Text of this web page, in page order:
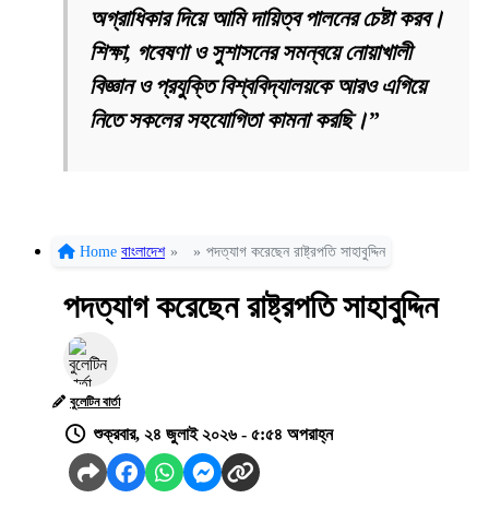
অগ্রাধিকার দিয়ে আমি দায়িত্ব পালনের চেষ্টা করব।
শিক্ষা, গবেষণা ও সুশাসনের সমন্বয়ে নোয়াখালী
বিজ্ঞান ও প্রযুক্তি বিশ্ববিদ্যালয়কে আরও এগিয়ে
নিতে সকলের সহযোগিতা কামনা করছি।”
Home বাংলাদেশ » » পদত্যাগ করেছেন রাষ্ট্রপতি সাহাবুদ্দিন
পদত্যাগ করেছেন রাষ্ট্রপতি সাহাবুদ্দিন
বুলেটিন বার্তা
শুক্রবার, ২৪ জুলাই ২০২৬ - ৫:৫৪ অপরাহ্ন